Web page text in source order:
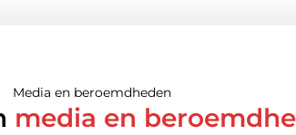
Media en beroemdheden
media en